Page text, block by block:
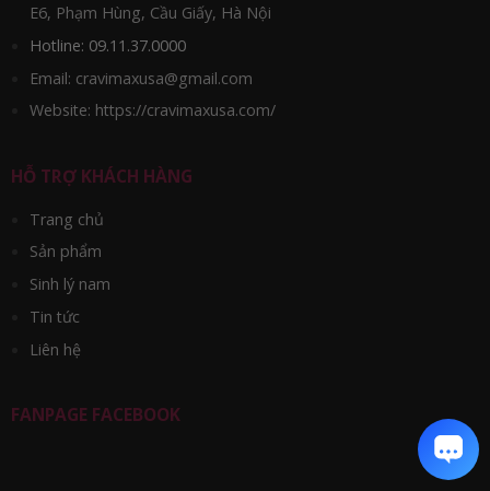
E6, Phạm Hùng, Cầu Giấy, Hà Nội
Hotline: 09.11.37.0000
Email: cravimaxusa@gmail.com
Website: https://cravimaxusa.com/
HỖ TRỢ KHÁCH HÀNG
Trang chủ
Sản phẩm
Sinh lý nam
Tin tức
Liên hệ
FANPAGE FACEBOOK